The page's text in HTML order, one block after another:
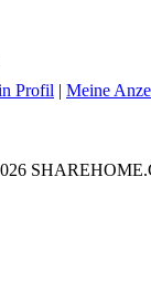
Profil | Meine